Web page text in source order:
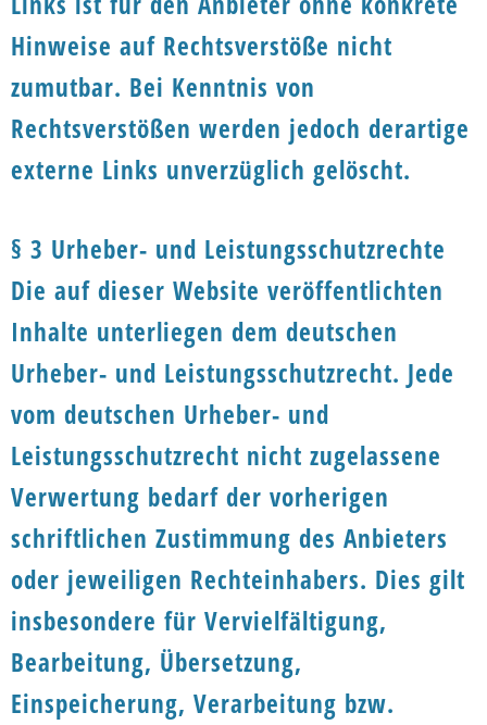
Hinweise auf Rechtsverstöße nicht
zumutbar. Bei Kenntnis von
Rechtsverstößen werden jedoch derartige
externe Links unverzüglich gelöscht.
§ 3 Urheber- und Leistungsschutzrechte
Die auf dieser Website veröffentlichten
Inhalte unterliegen dem deutschen
Urheber- und Leistungsschutzrecht. Jede
vom deutschen Urheber- und
Leistungsschutzrecht nicht zugelassene
Verwertung bedarf der vorherigen
schriftlichen Zustimmung des Anbieters
oder jeweiligen Rechteinhabers. Dies gilt
insbesondere für Vervielfältigung,
Bearbeitung, Übersetzung,
Einspeicherung, Verarbeitung bzw.